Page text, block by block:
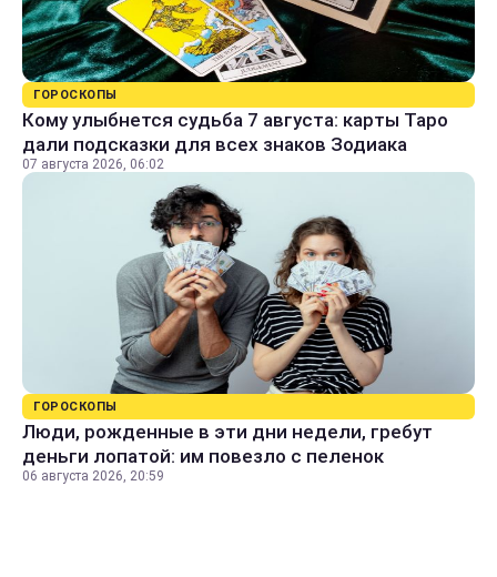
ГОРОСКОПЫ
Кому улыбнется судьба 7 августа: карты Таро
дали подсказки для всех знаков Зодиака
07 августа 2026, 06:02
ГОРОСКОПЫ
Люди, рожденные в эти дни недели, гребут
деньги лопатой: им повезло с пеленок
06 августа 2026, 20:59